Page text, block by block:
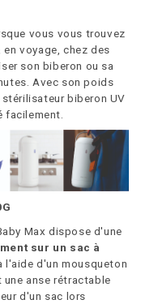
vous vous trouvez
voyage, chez des
son biberon ou sa
Avec son poids
biberon UV
facilement.
Max dispose d'une
sur un sac à
l'aide d'un mousqueton
anse rétractable
d'un sac lors